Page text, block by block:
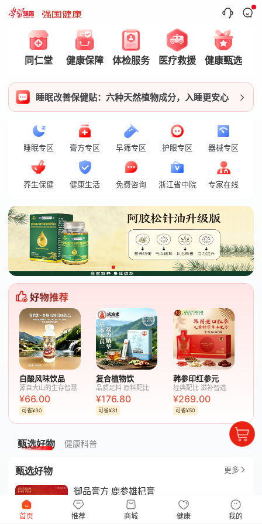
同仁堂 健康保障 体检服务 医疗救援 健康甄选
睡眠改善保健贴：六种天然植物成分，入睡更安心
睡眠专区 膏方专区 早筛专区 护眼专区 器械专区
养生保健 健康生活 免费咨询 浙江省中院 专家在线
白酸风味饮品
源自大山的生存智慧
¥66.00
可省¥30
复合植物饮
品质足料 原料配比
¥176.80
可省¥31
韩参印红参元
经典配比 滋补智选
¥269.00
可省¥50
甄选好物 健康科普
甄选好物 更多
御品膏方 鹿参雄杞膏
质检保障/48小时内快速发货
首页
推荐 商城 健康 我的